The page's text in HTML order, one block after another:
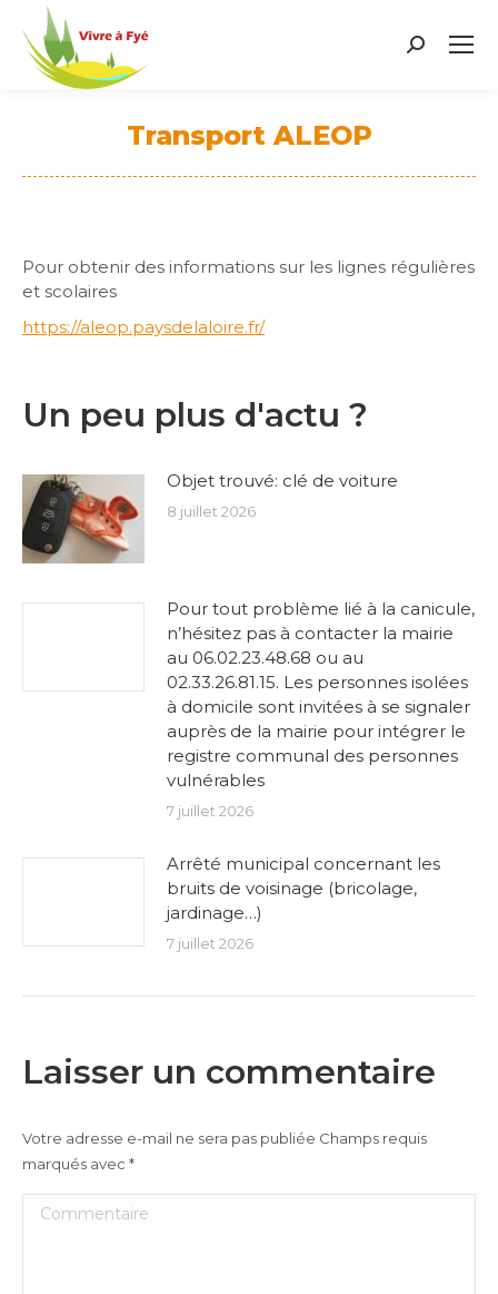
Search:
Transport ALEOP
Pour obtenir des informations sur les lignes régulières
et scolaires
https://aleop.paysdelaloire.fr/
Un peu plus d'actu ?
Objet trouvé: clé de voiture
8 juillet 2026
Pour tout problème lié à la canicule,
n’hésitez pas à contacter la mairie
au 06.02.23.48.68 ou au
02.33.26.81.15. Les personnes isolées
à domicile sont invitées à se signaler
auprès de la mairie pour intégrer le
registre communal des personnes
vulnérables
7 juillet 2026
Arrêté municipal concernant les
bruits de voisinage (bricolage,
jardinage…)
7 juillet 2026
Laisser un commentaire
Votre adresse e-mail ne sera pas publiée Champs requis
marqués avec *
Commentaire